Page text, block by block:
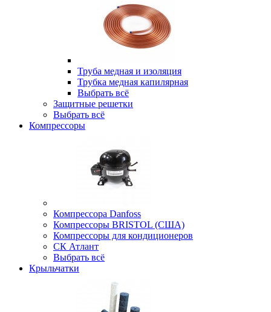
Труба медная и изоляция
Трубка медная капилярная
Выбрать всё
Защитные решетки
Выбрать всё
Компрессоры
Компрессора Danfoss
Компрессоры BRISTOL (США)
Компрессоры для кондиционеров
СК Атлант
Выбрать всё
Крыльчатки